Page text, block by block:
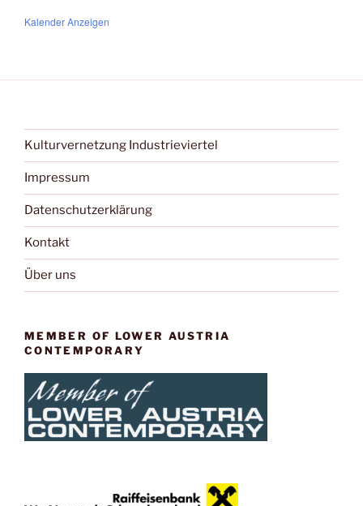
Kalender Anzeigen
Kulturvernetzung Industrieviertel
Impressum
Datenschutzerklärung
Kontakt
Über uns
MEMBER OF LOWER AUSTRIA
CONTEMPORARY